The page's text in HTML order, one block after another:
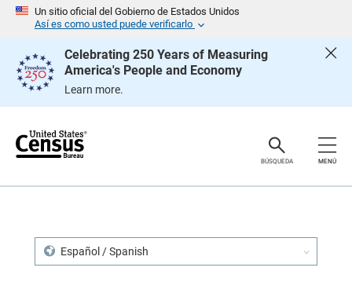
Un sitio oficial del Gobierno de Estados Unidos
Así es como usted puede verificarlo
Celebrating 250 Years of Measuring
America's People and Economy
Learn more.
c
d
BÚSQUEDA MENÚ
Español / Spanish
v
ó